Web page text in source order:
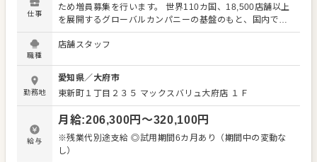
仕事
ため増員募集を行います。 世界110カ国、18,500店舗以上
を展開するグローバルカンパニーの基盤のもと、国内でも
毎年50店舗の新規出店を計画中。高まるデリバリー需要を
追い風に成長を続けています。 【仕事内容】 入社後はまず
中の企業だからこそ、明確な評価基準のもと昇格機会も豊
富で、最短1年での昇格実績も。 店長経験後は、複数店舗
を統括するスーパーバイザー、または本社（サポートセン
ター）でキャリアを築く道が拓けます。実際に商品開発、
マーケティング、人事、IT部門などで活躍する先輩も多
数。あなたの理想のキャリアを実現してください。 ＜おす
すめポイント＞ 未経験でも「ピザハットアカデミー」によ
職種
店舗スタッフ
勤務地
愛知県／ 大府市
東新町１丁目２３５ マックスバリュ大府店 １Ｆ
給与
月給:206,300円〜320,100円
※残業代別途支給 ◎試用期間6カ月あり（期間中の変動な
し）